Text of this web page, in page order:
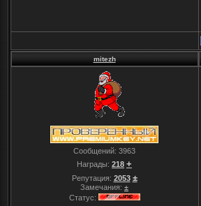
mitezh
Сообщений: 3963
Награды: 218 +
Репутация: 2053 ±
Замечания: ±
Статус: